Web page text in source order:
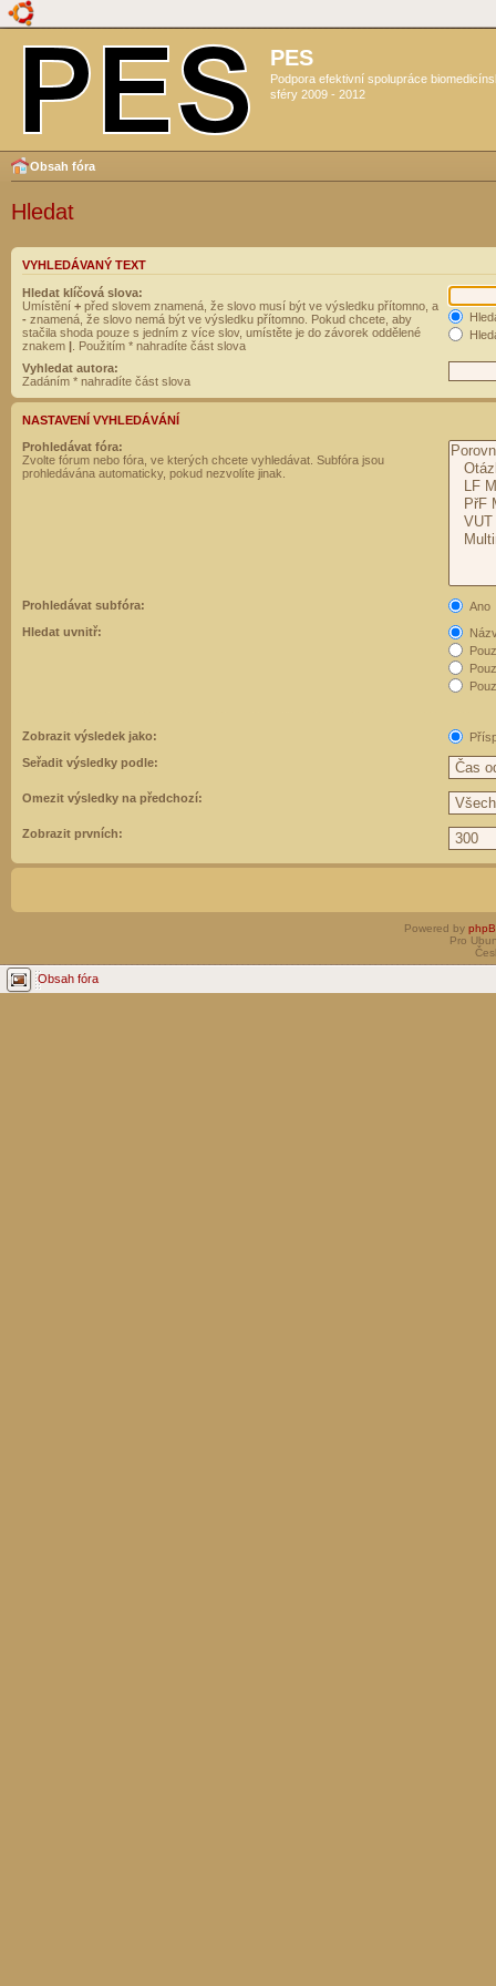
PES
Podpora efektivní spolupráce
sféry 2009 - 2012
Obsah fóra
Hledat
VYHLEDÁVANÝ TEXT
Hledat klíčová slova:
Umístění + před slovem znamená, že slovo musí být ve výsledku přítomno, a
- znamená, že slovo nemá být ve výsledku přítomno. Pokud chcete, aby
stačila shoda pouze s jedním z více slov, umístěte je do závorek oddělené
znakem | . Použitím * nahradíte část slova
Vyhledat autora:
Zadáním * nahradíte část slova
NASTAVENÍ VYHLEDÁVÁNÍ
Prohledávat fóra:
Zvolte fórum nebo fóra, ve kterých chcete vyhledávat. Subfóra jsou
prohledávána automaticky, pokud nezvolíte jinak.
Prohledávat subfóra:
Ano
Hledat uvnitř:
Zobrazit výsledek jako:
Seřadit výsledky podle:
Omezit výsledky na předchozí:
Zobrazit prvních:
Powered by
Pro
Obsah fóra